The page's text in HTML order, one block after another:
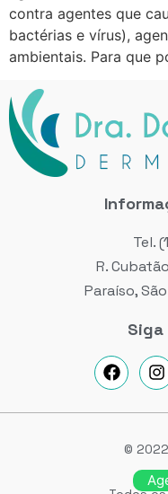
contra agentes que
bactérias e vírus),
ambientais. Para que
Tel.
R.
Paraíso,
Siga
©